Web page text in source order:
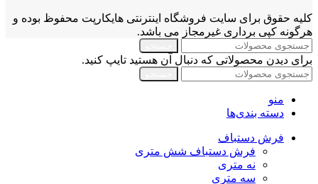
کلیه حقوق برای سایت فروشگاه اینترنتی هایکارپت محفوظ بوده و
هرگونه کپی برداری غیرمجاز می باشد.
برای دیدن محصولاتی که دنبال آن هستید تایپ کنید.
منو
دسته بندی‌ها
فرش دستباف
فرش دستباف شش متری
نه متری
سه متری